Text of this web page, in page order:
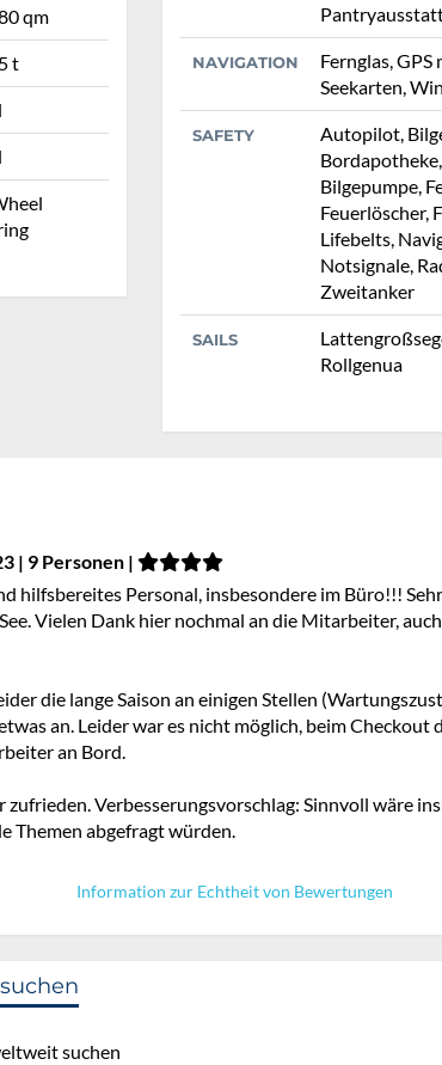
qm
t NAVIGATION
Fernglas,
Seekarten,
SAFETY
Autopilot,
Bilgepumpe,
Feuerlöscher,
Lifebelts,
Notsignale,
Zweitanker
SAILS
Rollgenua
| 9 Personen |
hilfsbereites Personal, insbesondere im Büro!!!
Vielen Dank hier nochmal an die Mitarbeiter,
die lange Saison an einigen Stellen
an. Leider war es nicht möglich, beim Checkout
an Bord.
zufrieden. Verbesserungsvorschlag: Sinnvoll wäre
Themen abgefragt würden.
Information zur Echtheit von Bewertungen
suchen